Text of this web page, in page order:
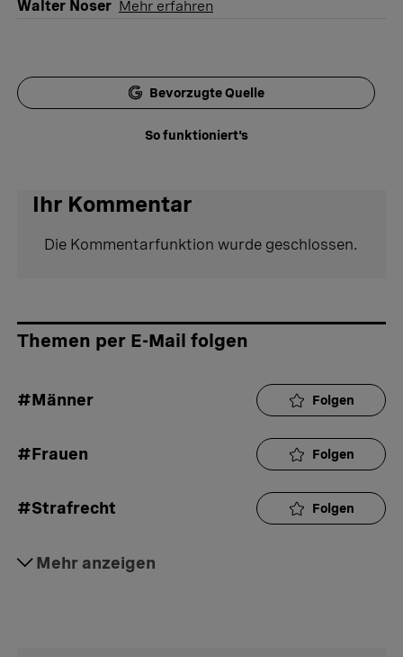
Walter Noser Mehr erfahren
Bevorzugte Quelle
So funktioniert's
Ihr Kommentar
Die Kommentarfunktion wurde geschlossen.
Themen per E-Mail folgen
#Männer Folgen
#Frauen Folgen
#Strafrecht Folgen
Mehr anzeigen
#Körperverletzung